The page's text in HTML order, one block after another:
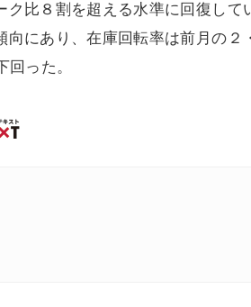
比８割を超える水準に回復して
向にあり、在庫回転率は前月の
った。